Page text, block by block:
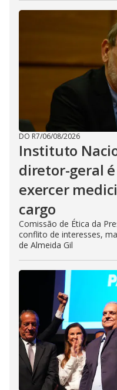
DO R7/06/08/2026
Instituto
diretor-geral
exercer
cargo
Comissão de Ética da
conflito de interesses,
de Almeida Gil